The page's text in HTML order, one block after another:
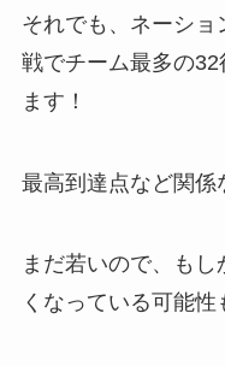
それでも、ネーショ
戦でチーム最多の
ます！
最高到達点など関係
まだ若いので、も
くなっている可能性